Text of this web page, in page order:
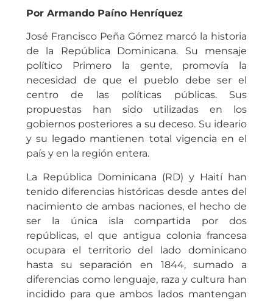
Por Armando Paíno Henríquez
José Francisco Peña Gómez marcó la historia
de la República Dominicana. Su mensaje
político Primero la gente, promovía la
necesidad de que el pueblo debe ser el
centro de las políticas públicas. Sus
propuestas han sido utilizadas en los
gobiernos posteriores a su deceso. Su ideario
y su legado mantienen total vigencia en el
país y en la región entera.
La República Dominicana (RD) y Haití han
tenido diferencias históricas desde antes del
nacimiento de ambas naciones, el hecho de
ser la única isla compartida por dos
repúblicas, el que antigua colonia francesa
ocupara el territorio del lado dominicano
hasta su separación en 1844, sumado a
diferencias como lenguaje, raza y cultura han
incidido para que ambos lados mantengan